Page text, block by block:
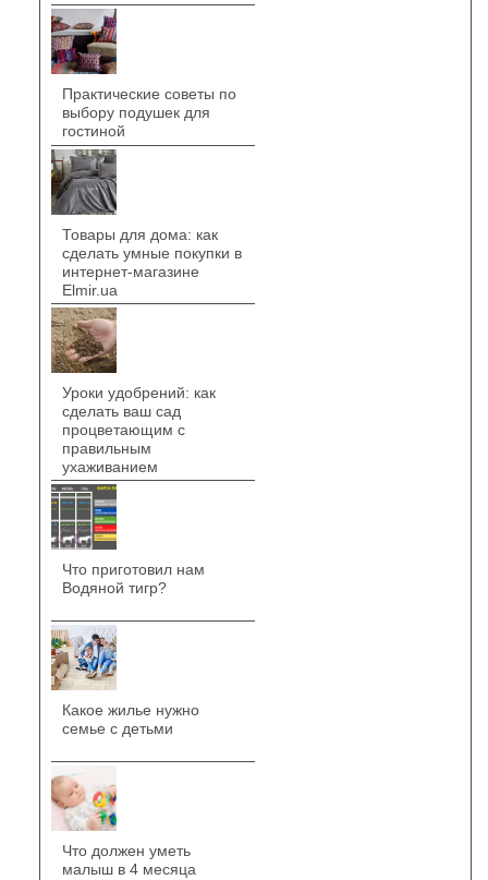
Практические советы по
выбору подушек для
гостиной
Товары для дома: как
сделать умные покупки в
интернет-магазине
Elmir.ua
Уроки удобрений: как
сделать ваш сад
процветающим с
правильным
ухаживанием
Что приготовил нам
Водяной тигр?
Какое жилье нужно
семье с детьми
Что должен уметь
малыш в 4 месяца